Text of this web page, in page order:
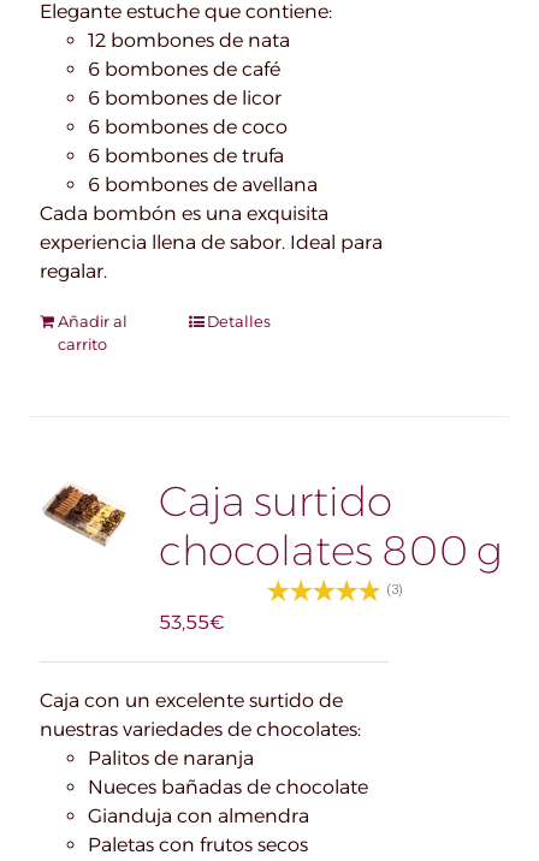
Elegante estuche que contiene:
12 bombones de nata
6 bombones de café
6 bombones de licor
6 bombones de coco
6 bombones de trufa
6 bombones de avellana
Cada bombón es una exquisita
experiencia llena de sabor. Ideal para
regalar.
Añadir al
carrito
Detalles
Caja surtido
chocolates 800 g
(3)
53,55€
Caja con un excelente surtido de
nuestras variedades de chocolates:
Palitos de naranja
Nueces bañadas de chocolate
Gianduja con almendra
Paletas con frutos secos